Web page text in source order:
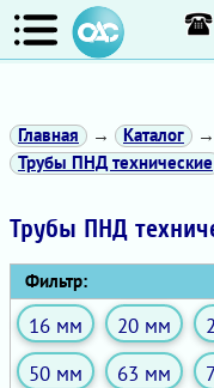
Главная → Каталог →
Трубы ПНД технические
Трубы ПНД
Фильтр:
16 мм 20 мм
50 мм
63 мм